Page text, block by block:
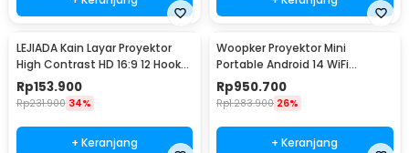
LEJIADA Kain Layar Proyektor
High Contrast HD 16:9 12 Hooks
150 Inch - LJ03
Rp153.900
Rp231.900 34%
+ Keranjang
Woopker Proyektor Mini
Portable Android 14 WiFi
Bluetooth 330 ANSI - HY260Pro
Rp950.700
Rp1.283.900 26%
+ Keranjang